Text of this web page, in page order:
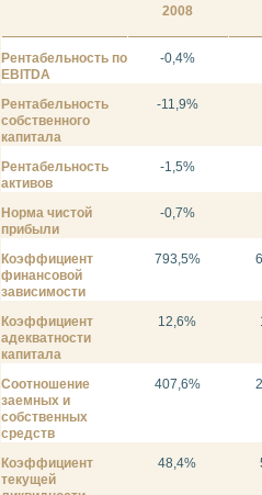
2008
Рентабельность по
EBITDA
-0,4%
Рентабельность
собственного
капитала
-11,9%
Рентабельность
активов
-1,5%
Норма чистой
прибыли
-0,7%
Коэффициент
финансовой
зависимости
793,5%
Коэффициент
адекватности
капитала
12,6%
Соотношение
заемных и
собственных
средств
407,6%
Коэффициент
текущей
48,4%